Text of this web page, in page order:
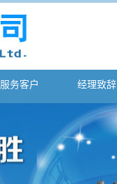
服务客户 经理致辞